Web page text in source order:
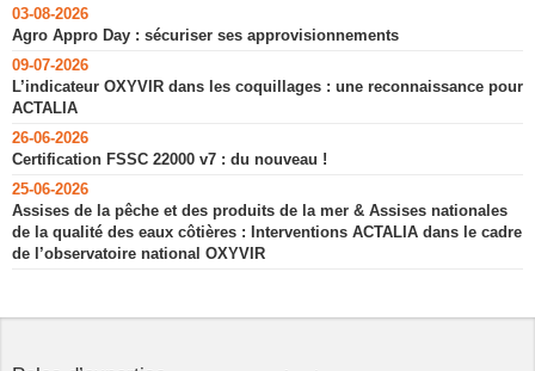
03-08-2026
Agro Appro Day : sécuriser ses approvisionnements
09-07-2026
L’indicateur OXYVIR dans les coquillages : une reconnaissance pour
ACTALIA
26-06-2026
Certification FSSC 22000 v7 : du nouveau !
25-06-2026
Assises de la pêche et des produits de la mer & Assises nationales
de la qualité des eaux côtières : Interventions ACTALIA dans le cadre
de l’observatoire national OXYVIR